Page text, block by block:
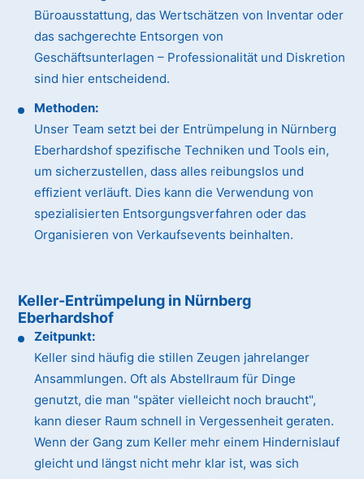
Büroausstattung, das Wertschätzen von Inventar oder
das sachgerechte Entsorgen von
Geschäftsunterlagen – Professionalität und Diskretion
sind hier entscheidend.
Methoden:
Unser Team setzt bei der Entrümpelung in Nürnberg
Eberhardshof spezifische Techniken und Tools ein,
um sicherzustellen, dass alles reibungslos und
effizient verläuft. Dies kann die Verwendung von
spezialisierten Entsorgungsverfahren oder das
Organisieren von Verkaufsevents beinhalten.
Keller-Entrümpelung in Nürnberg
Eberhardshof
Zeitpunkt:
Keller sind häufig die stillen Zeugen jahrelanger
Ansammlungen. Oft als Abstellraum für Dinge
genutzt, die man "später vielleicht noch braucht",
kann dieser Raum schnell in Vergessenheit geraten.
Wenn der Gang zum Keller mehr einem Hindernislauf
gleicht und längst nicht mehr klar ist, was sich